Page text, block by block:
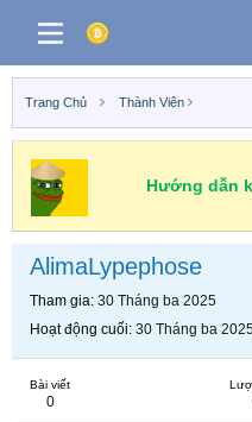
Trang Chủ Thành Viên
Hướng dẫn
AlimaLypephose
Tham gia 30 Tháng ba 2025
Hoạt động cuối 30 Tháng ba
Bài viết
0